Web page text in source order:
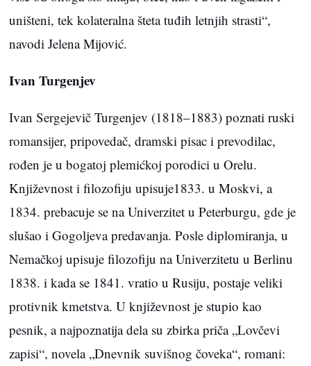
uništeni, tek kolateralna šteta tuđih letnjih strasti“,
navodi Jelena Mijović.
Ivan Turgenjev
Ivan Sergejevič Turgenjev (1818–1883) poznati ruski
romansijer, pripovedač, dramski pisac i prevodilac,
rođen je u bogatoj plemićkoj porodici u Orelu.
Književnost i filozofiju upisuje1833. u Moskvi, a
1834. prebacuje se na Univerzitet u Peterburgu, gde je
slušao i Gogoljeva predavanja. Posle diplomiranja, u
Nemačkoj upisuje filozofiju na Univerzitetu u Berlinu
1838. i kada se 1841. vratio u Rusiju, postaje veliki
protivnik kmetstva. U književnost je stupio kao
pesnik, a najpoznatija dela su zbirka priča „Lovčevi
zapisi“, novela „Dnevnik suvišnog čoveka“, romani: